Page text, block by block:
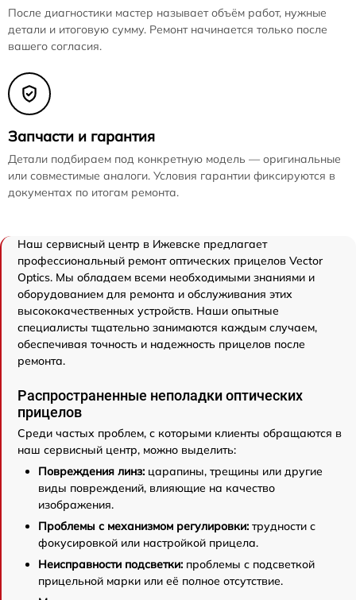
После диагностики мастер называет объём работ, нужные
детали и итоговую сумму. Ремонт начинается только после
вашего согласия.
Запчасти и гарантия
Детали подбираем под конкретную модель — оригинальные
или совместимые аналоги. Условия гарантии фиксируются в
документах по итогам ремонта.
Наш сервисный центр в Ижевске предлагает
профессиональный ремонт оптических прицелов Vector
Optics. Мы обладаем всеми необходимыми знаниями и
оборудованием для ремонта и обслуживания этих
высококачественных устройств. Наши опытные
специалисты тщательно занимаются каждым случаем,
обеспечивая точность и надежность прицелов после
ремонта.
Распространенные неполадки оптических
прицелов
Среди частых проблем, с которыми клиенты обращаются в
наш сервисный центр, можно выделить:
Повреждения линз: царапины, трещины или другие
виды повреждений, влияющие на качество
изображения.
Проблемы с механизмом регулировки: трудности с
фокусировкой или настройкой прицела.
Неисправности подсветки: проблемы с подсветкой
прицельной марки или её полное отсутствие.